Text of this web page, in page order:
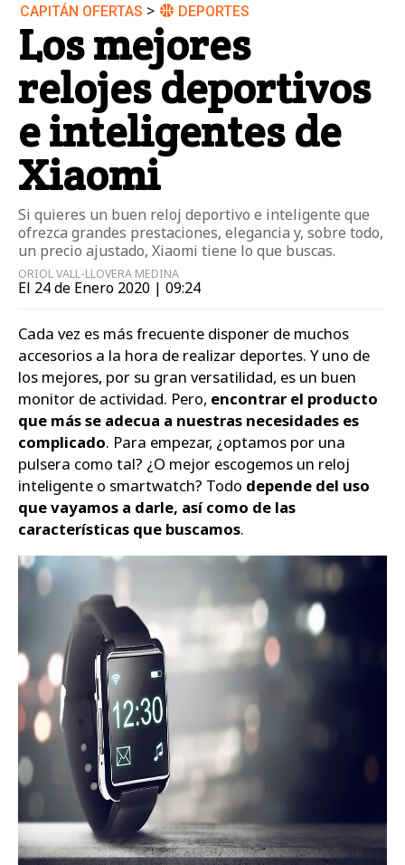
CAPITÁN OFERTAS > DEPORTES
Los mejores
relojes deportivos
e inteligentes de
Xiaomi
Si quieres un buen reloj deportivo e inteligente que
ofrezca grandes prestaciones, elegancia y, sobre todo,
un precio ajustado, Xiaomi tiene lo que buscas.
ORIOL VALL-LLOVERA MEDINA
El 24 de Enero 2020 | 09:24
Cada vez es más frecuente disponer de muchos
accesorios a la hora de realizar deportes. Y uno de
los mejores, por su gran versatilidad, es un buen
monitor de actividad. Pero, encontrar el producto
que más se adecua a nuestras necesidades es
complicado. Para empezar, ¿optamos por una
pulsera como tal? ¿O mejor escogemos un reloj
inteligente o smartwatch? Todo depende del uso
que vayamos a darle, así como de las
características que buscamos.